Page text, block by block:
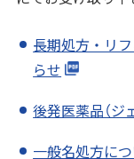
長期処方・リ
らせ
後発医薬品（ジ
一般名処方に